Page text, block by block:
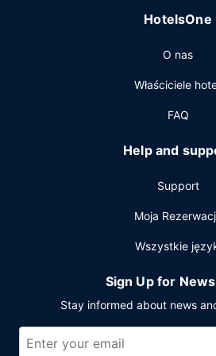
recepcja całodobowa oraz personel
oferuje pomieszczenia
HotelsOne
O nas
Właściciele
FAQ
Help and
Support
Moja
Wszystkie
Sign Up for
Stay informed about news